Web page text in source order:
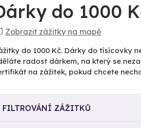
do 1000
Zobrazit zážitky na mapě
do 1000 Kč. Dárky do tísícovky
radost dárkem, na který se
na zážitek, pokud chcete
FILTROVÁNÍ ZÁŽITKŮ